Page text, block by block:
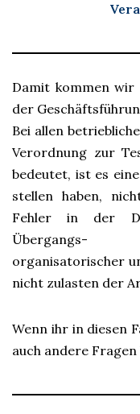
Damit kommen
der
Bei allen
Verordnung zur
bedeutet, ist es
stellen haben,
Fehler in der
Übergangs-
organisatorischer
nicht zulasten der
Wenn ihr in diesen
auch andere